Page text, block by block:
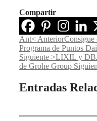
Compartir
Ant< AnteriorConsigue
Programa de Puntos
Siguiente >LIXIL y DBJ
de Grohe Group
Entradas